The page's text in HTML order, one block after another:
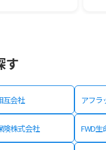
す
互会社 アフラ
険株式会社 FWD